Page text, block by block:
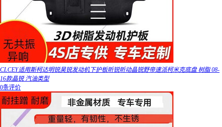
CLCEY适用斯柯达明锐昊锐发动机下护板昕锐昕动晶锐野帝速派柯米克底盘 树脂 08-
16款晶锐 汽油类型
0条评价